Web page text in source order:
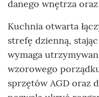
danego wnętrza
Kuchnia otwarta
strefę dzienną,
wymaga
wzorowego
sprzętów AGD oraz